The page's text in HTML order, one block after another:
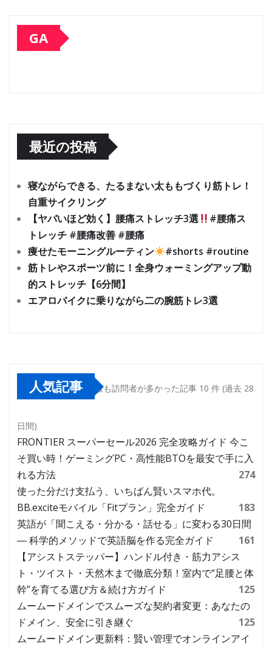
GA
最近の投稿
寝ながらできる、たるまない太ももづくり筋トレ！
自重サイクリング
【ヤバいほど効く】腰痛ストレッチ3選
#腰痛ス
トレッチ #腰痛改善 #腰痛
痩せたモーニングルーティン
#shorts #routine
筋トレやスポーツ前に！全身ウォーミングアップ動
的ストレッチ【6分間】
エアロバイクに乗りながら二の腕筋トレ3選
人気記事 最も訪問者が多かった記事 10 件 (過去 28
日間)
FRONTIER スーパーセール2026 完全攻略ガイド 今こ
そ買い時！ゲーミングPC・高性能BTOを最安で手に入
れる方法
274
使った分だけ支払う、いちばん賢いスマホ代。
BB.exciteモバイル「Fitプラン」完全ガイド
183
英語が「聞こえる・分かる・話せる」に変わる30日間
― 科学的メソッドで英語脳を作る完全ガイド
161
【アシストステッパー】ハンドル付き・筋力アシス
ト・ツイスト・天然木まで徹底分類！室内で“足腰と体
幹”を育てる選び方＆続け方ガイド
125
ムームードメインでスムーズな契約者変更：あなたの
ドメイン、安全に引き継ぐ
125
ムームードメイン更新料：賢い管理でオンラインアイ